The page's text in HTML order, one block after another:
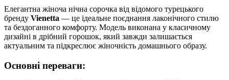
Елегантна жіноча нічна сорочка від відомого турецького
бренду Vienetta — це ідеальне поєднання лаконічного стилю
та бездоганного комфорту. Модель виконана у класичному
дизайні в дрібний горошок, який завжди залишається
актуальним та підкреслює жіночність домашнього образу.
Основні переваги: